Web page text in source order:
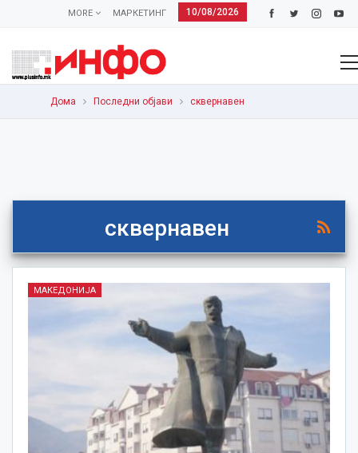
10/08/2026
МАРКЕТИНГ
MORE
Дома Последни објави сквернавен
сквернавен
МАКЕДОНИЈА